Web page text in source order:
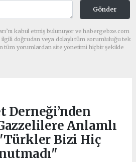
Gönder
kabul etmiş bulunuyor ve habergebze.com
ilgili doğrudan veya dolaylı tüm sorumluluğu tek
tüm yorumlardan site yönetimi hiçbir şekilde
Derneği’nden
Anlamlı
Bizi Hiç